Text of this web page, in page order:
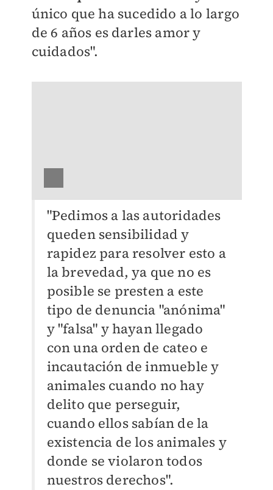
único que ha sucedido a lo largo
de 6 años es darles amor y
cuidados".
"Pedimos a las autoridades
queden sensibilidad y
rapidez para resolver esto a
la brevedad, ya que no es
posible se presten a este
tipo de denuncia "anónima"
y "falsa" y hayan llegado
con una orden de cateo e
incautación de inmueble y
animales cuando no hay
delito que perseguir,
cuando ellos sabían de la
existencia de los animales y
donde se violaron todos
nuestros derechos".